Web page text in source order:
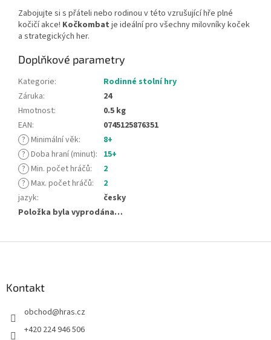
Zabojujte si s přáteli nebo rodinou v této vzrušující hře plné
kočičí akce! Kočkombat je ideální pro všechny milovníky koček
a strategických her.
Doplňkové parametry
Kategorie:
Rodinné stolní hry
Záruka:
24
Hmotnost:
0.5 kg
EAN:
0745125876351
? Minimální věk:
8+
? Doba hraní (minut): 15+
? Min. počet hráčů:
2
? Max. počet hráčů:
2
jazyk:
česky
Položka byla vyprodána…
Kontakt
obchod@hras.cz
+420 224 946 506